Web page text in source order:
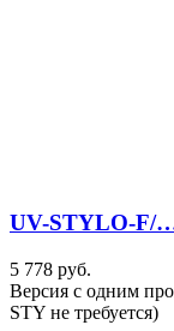
UV-STYLO-
5 778 руб.
Версия с одним
STY не требуется)